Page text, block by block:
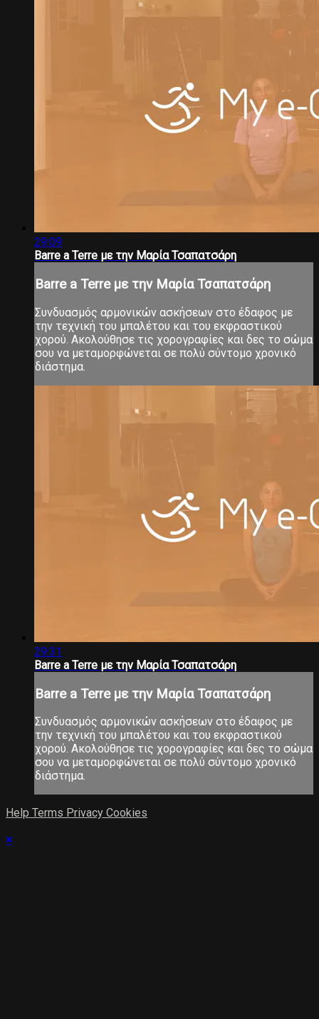
29:09
Barre a Terre με την Μαρία Τσαπατσάρη
Barre a Terre με την Μαρία Τσαπατσάρη
Συνδυασμός αρμονικών ασκήσεων στο έδαφος με
την τεχνική του μπαλέτου και του εκφραστικού
χορού. Ακολούθησε τις χορογραφίες και δες το σώμα
σου να μεταμορφώνεται σε πολύ σύντομο χρονικό
διάστημα.
29:31
Barre a Terre με την Μαρία Τσαπατσάρη
Barre a Terre με την Μαρία Τσαπατσάρη
Συνδυασμός αρμονικών ασκήσεων στο έδαφος με
την τεχνική του μπαλέτου και του εκφραστικού
χορού. Ακολούθησε τις χορογραφίες και δες το σώμα
σου να μεταμορφώνεται σε πολύ σύντομο χρονικό
διάστημα.
Help Terms Privacy Cookies
×